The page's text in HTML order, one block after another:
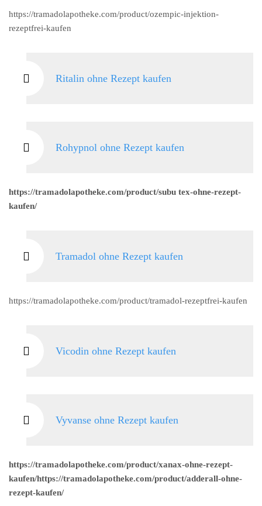
https://tramadolapotheke.com/product/ozempic-injektion-
rezeptfrei-kaufen
Ritalin ohne Rezept kaufen
Rohypnol ohne Rezept kaufen
https://tramadolapotheke.com/product/subu tex-ohne-rezept-
kaufen/
Tramadol ohne Rezept kaufen
https://tramadolapotheke.com/product/tramadol-rezeptfrei-kaufen
Vicodin ohne Rezept kaufen
Vyvanse ohne Rezept kaufen
https://tramadolapotheke.com/product/xanax-ohne-rezept-
kaufen/https://tramadolapotheke.com/product/adderall-ohne-
rezept-kaufen/